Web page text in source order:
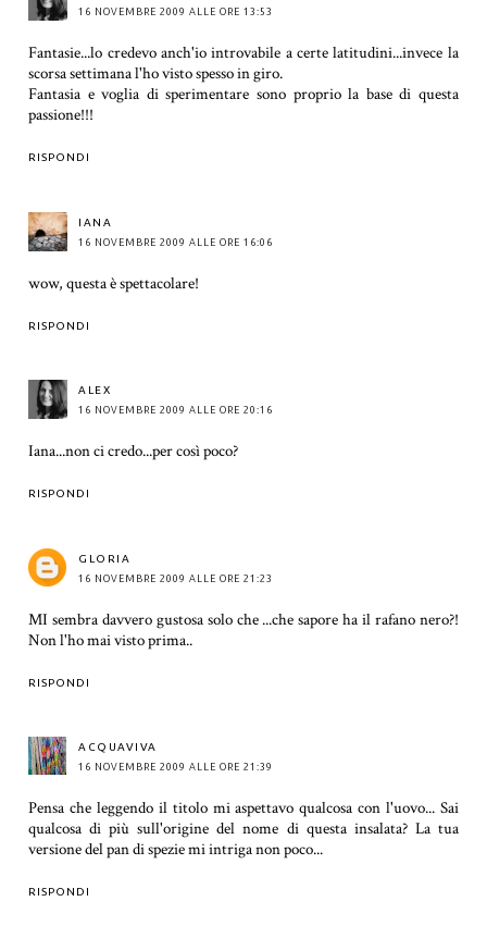
16 NOVEMBRE 2009 ALLE ORE 13:53
Fantasie...lo credevo anch'io introvabile a certe latitudini...invece la
scorsa settimana l'ho visto spesso in giro.
Fantasia e voglia di sperimentare sono proprio la base di questa
passione!!!
RISPONDI
IANA
16 NOVEMBRE 2009 ALLE ORE 16:06
wow, questa è spettacolare!
RISPONDI
ALEX
16 NOVEMBRE 2009 ALLE ORE 20:16
Iana...non ci credo...per così poco?
RISPONDI
GLORIA
16 NOVEMBRE 2009 ALLE ORE 21:23
MI sembra davvero gustosa solo che ...che sapore ha il rafano nero?!
Non l'ho mai visto prima..
RISPONDI
ACQUAVIVA
16 NOVEMBRE 2009 ALLE ORE 21:39
Pensa che leggendo il titolo mi aspettavo qualcosa con l'uovo... Sai
qualcosa di più sull'origine del nome di questa insalata? La tua
versione del pan di spezie mi intriga non poco...
RISPONDI